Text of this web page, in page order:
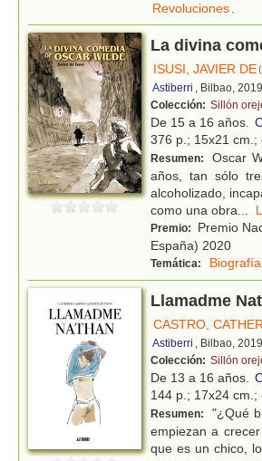
Revoluciones.
La divina
ISUSI, JAVIER DE
Astiberri , Bilbao, 2019
Colección: Sillón
De 15 a 16 años.
376 p.; 15x21 cm.;
Resumen:
Oscar
años, tan sólo
alcoholizado,
como una obra...
Premio:
Premio
España) 2020
Temática: Biografía
Llamadme
CASTRO,
Astiberri , Bilbao, 2019
Colección: Sillón
De 13 a 16 años.
144 p.; 17x24 cm.;
Resumen:
"¿Qué
empiezan a
que es un chico,